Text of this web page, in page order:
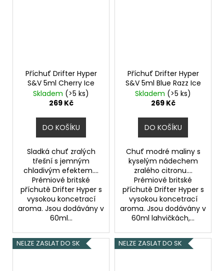
Příchuť Drifter Hyper
S&V 5ml Cherry Ice
Skladem (>5 ks)
269 Kč
DO KOŠÍKU
Sladká chuť zralých
třešní s jemným
chladivým efektem....
Prémiové britské
příchutě Drifter Hyper s
vysokou koncetrací
aroma. Jsou dodávány v
60ml...
Příchuť Drifter Hyper
S&V 5ml Blue Razz Ice
Skladem (>5 ks)
269 Kč
DO KOŠÍKU
Chuť modré maliny s
kyselým nádechem
zralého citronu....
Prémiové britské
příchutě Drifter Hyper s
vysokou koncetrací
aroma. Jsou dodávány v
60ml lahvičkách,...
NELZE ZASLAT DO SK NELZE ZASLAT DO SK